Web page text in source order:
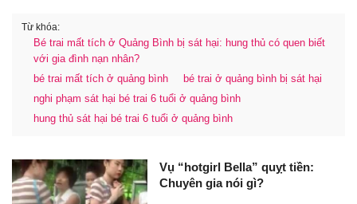
Từ khóa:
Bé trai mất tích ở Quảng Bình bị sát hại: hung thủ có quen biết
với gia đình nạn nhân?
bé trai mất tích ở quảng bình
bé trai ở quảng bình bị sát hại
nghi phạm sát hại bé trai 6 tuổi ở quảng bình
hung thủ sát hại bé trai 6 tuổi ở quảng bình
Vụ “hotgirl Bella” quỵt tiền:
Chuyên gia nói gì?